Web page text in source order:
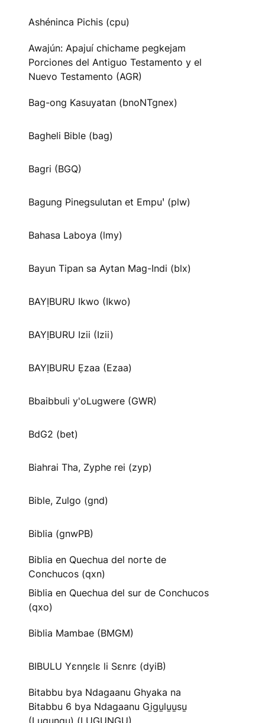
Ashéninca Pichis (cpu)
Awajún: Apajuí chichame pegkejam
Porciones del Antiguo Testamento y el
Nuevo Testamento (AGR)
Bag-ong Kasuyatan (bnoNTgnex)
Bagheli Bible (bag)
Bagri (BGQ)
Bagung Pinegsulutan et Empuꞌ (plw)
Bahasa Laboya (lmy)
Bayun Tipan sa Aytan Mag-Indi (blx)
BAYỊBURU Ikwo (Ikwo)
BAYỊBURU Izii (Izii)
BAYỊBURU Ẹzaa (Ezaa)
Bbaibbuli y'oLugwere (GWR)
BdG2 (bet)
Biahrai Tha, Zyphe rei (zyp)
Bible, Zulgo (gnd)
Biblia (gnwPB)
Biblia en Quechua del norte de
Conchucos (qxn)
Biblia en Quechua del sur de Conchucos
(qxo)
Biblia Mambae (BMGM)
BIBULU Yɛnŋɛlɛ li Sɛnrɛ (dyiB)
Bitabbu bya Ndagaanu Ghyaka na
Bitabbu 6 bya Ndagaanu Gi̱gu̱lu̱u̱su̱
(Lugungu) (LUGUNGU)